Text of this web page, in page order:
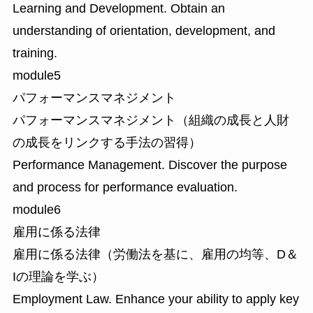
Learning and Development. Obtain an
understanding of orientation, development, and
training.​
module5
パフォーマンスマネジメント
パフォーマンスマネジメント（組織の成長と人財
の成長をリンクする手法の習得）
Performance Management. Discover the purpose
and process for performance evaluation.​
module6
雇用に係る法律
雇用に係る法律（労働法を基に、雇用の均等、D＆
Iの理論を学ぶ）
Employment Law. Enhance your ability to apply key